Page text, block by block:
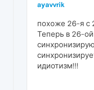
ayavvrik
похоже 26-я с
Теперь в 26-
идиотизм!!!